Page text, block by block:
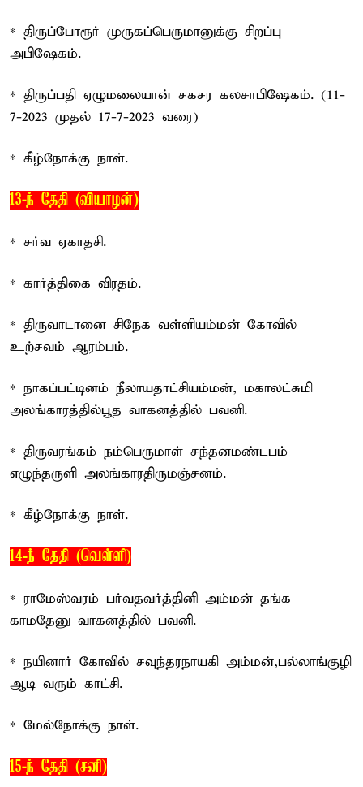
* திருப்போரூர் முருகப்பெருமானுக்கு சிறப்பு
அபிஷேகம்.
* திருப்பதி ஏழுமலையான் சகசர கலசாபிஷேகம். (11-
7-2023 முதல் 17-7-2023 வரை)
* கீழ்நோக்கு நாள்.
13-ந் தேதி (வியாழன்)
* சர்வ ஏகாதசி.
* கார்த்திகை விரதம்.
* திருவாடானை சிநேக வள்ளியம்மன் கோவில்
உற்சவம் ஆரம்பம்.
* நாகப்பட்டினம் நீலாயதாட்சியம்மன், மகாலட்சுமி
அலங்காரத்தில்பூத வாகனத்தில் பவனி.
* திருவரங்கம் நம்பெருமாள் சந்தனமண்டபம்
எழுந்தருளி அலங்காரதிருமஞ்சனம்.
* கீழ்நோக்கு நாள்.
14-ந் தேதி (வெள்ளி)
* ராமேஸ்வரம் பர்வதவர்த்தினி அம்மன் தங்க
காமதேனு வாகனத்தில் பவனி.
* நயினார் கோவில் சவுந்தரநாயகி அம்மன்,பல்லாங்குழி
ஆடி வரும் காட்சி.
* மேல்நோக்கு நாள்.
15-ந் தேதி (சனி)